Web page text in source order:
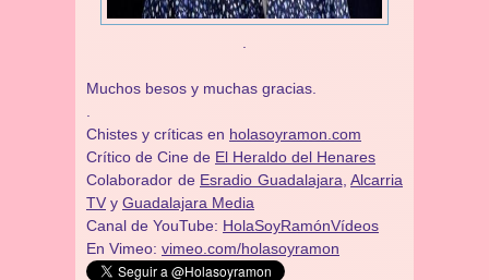
Muchos besos y muchas gracias.
Chistes y críticas en holasoyramon.com
Crítico de Cine de El Heraldo del Henares
​​Colaborador de Esradio Guadalajara Alcarria
TV y Guadalajara Media
Canal de YouTube: HolaSoyRamónVídeos
En Vimeo: vimeo.com/holasoyramon